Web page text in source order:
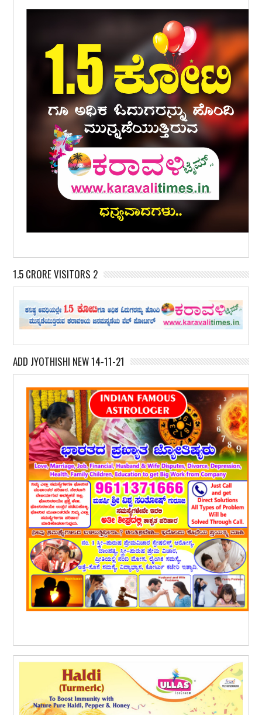
1.5 CRORE VISITORS 2
ADD JYOTHISHI NEW 14-11-21